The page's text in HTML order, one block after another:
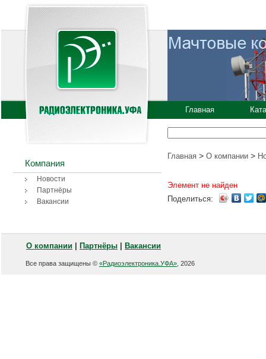
Главная
Компания
Новости
Партнёры
Вакансии
Главная > О компании >
Элемент не найден
Поделиться:
О компании Партнёры Вакансии
Все права защищены © «Радиоэлектроника.УФА» , 2026